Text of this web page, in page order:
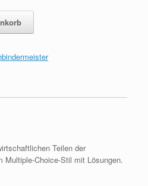
Teilen der
Multiple-Choice-Stil mit Lösungen.